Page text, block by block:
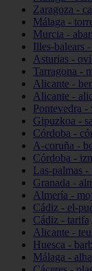
Zaragoza -
Málaga -
Murcia -
Illes-balears
Asturias -
Tarragona -
Alicante -
Alicante -
Pontevedra -
Gipuzkoa -
Córdoba -
A-coruña -
Córdoba -
Las-palmas -
Granada -
Almería -
Cádiz - el-
Cádiz - tarifa
Alicante -
Huesca -
Málaga -